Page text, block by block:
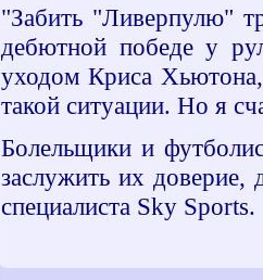
"Забить "Ливерпулю"
дебютной победе у
уходом Криса Хьютона,
такой ситуации. Но я
Болельщики и
заслужить их
специалиста Sky Sports.